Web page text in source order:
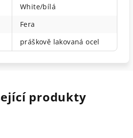
White/bílá
Fera
práškově lakovaná ocel
produkty